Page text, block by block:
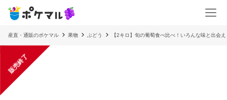
産直・通販のポケマル 果物 ぶどう 【2キロ】旬の葡萄食べ比べ！いろんな味と出会
販売終了